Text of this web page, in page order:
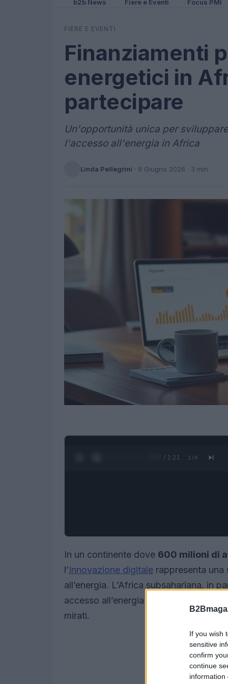
If you wish
sensitive
confirm
continue
information
b2b News Fiere e Eventi Focus PMI
FIERE E EVENTI
Finanziamenti
energetici in
partecipare
Un'opportunità unica per
l'accesso all'energia in Africa
Linda Pellegrini · 9 Giugno 2026 · 3 min
0:28 / 1:21 1 /4
In un continente dove 600 milioni di
l’Innovazione digitale rappresenta una
all’energia. L’Africa subsahariana, in
accesso all’energia a livello globale,
mirati.